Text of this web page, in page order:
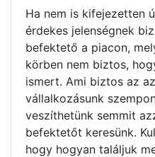
Ha nem is kifejezetten
érdekes jelenségnek
befektető a piacon,
körben nem biztos,
ismert. Ami biztos az
vállalkozásunk
veszíthetünk semmit
befektetőt keresünk.
hogy hogyan találjuk